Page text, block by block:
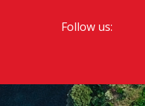
Follow us: